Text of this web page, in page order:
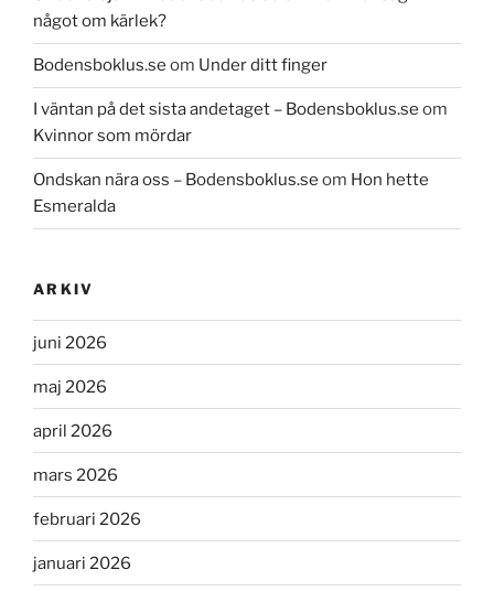
något om kärlek?
Bodensboklus.se om Under ditt finger
I väntan på det sista andetaget – Bodensboklus.se om
Kvinnor som mördar
Ondskan nära oss – Bodensboklus.se om Hon hette
Esmeralda
ARKIV
juni 2026
maj 2026
april 2026
mars 2026
februari 2026
januari 2026